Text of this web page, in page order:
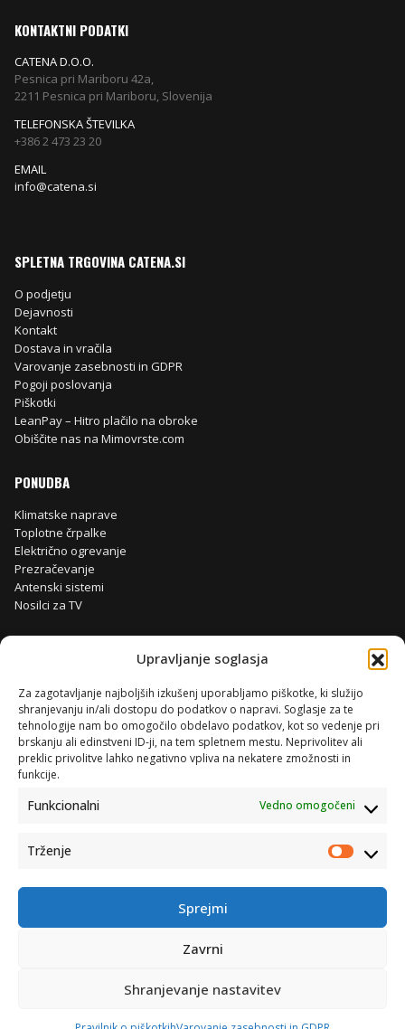
Upravljanje soglasja
Za zagotavljanje najboljših izkušenj uporabljamo piškotke, ki služijo
shranjevanju in/ali dostopu do podatkov o napravi. Soglasje za te
tehnologije nam bo omogočilo obdelavo podatkov, kot so vedenje pri
brskanju ali edinstveni ID-ji, na tem spletnem mestu. Neprivolitev ali
preklic privolitve lahko negativno vpliva na nekatere zmožnosti in
funkcije.
Funkcionalni Vedno omogočeni
Trženje Trženje
Sprejmi
Zavrni
Shranjevanje nastavitev
.
KONTAKTNI PODATKI
CATENA D.O.O.
Pesnica pri Mariboru 42a,
2211 Pesnica pri Mariboru, Slovenija
TELEFONSKA ŠTEVILKA
+386 2 473 23 20
EMAIL
info@catena.si
SPLETNA TRGOVINA CATENA.SI
O podjetju
Dejavnosti
Kontakt
Dostava in vračila
Varovanje zasebnosti in GDPR
Pogoji poslovanja
Piškotki
LeanPay – Hitro plačilo na obroke
Obiščite nas na Mimovrste.com
PONUDBA
Klimatske naprave
Toplotne črpalke
Električno ogrevanje
Prezračevanje
Antenski sistemi
Nosilci za TV
Catena d.o.o. © 2007-2026